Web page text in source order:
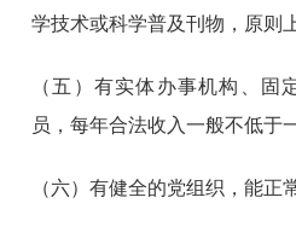
学技术或科学普及刊物，原则
（五）有实体办事机构、固
员，每年合法收入一般不低于
（六）有健全的党组织，能正